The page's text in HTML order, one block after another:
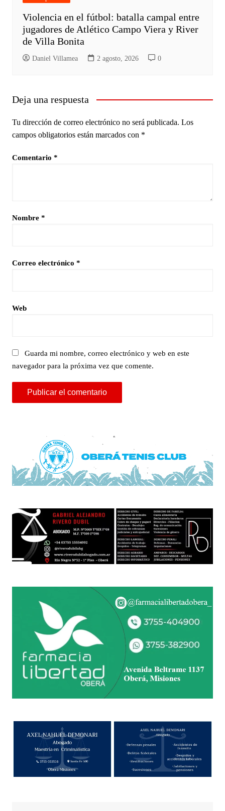
Violencia en el fútbol: batalla campal entre
jugadores de Atlético Campo Viera y River
de Villa Bonita
Daniel Villamea 2 agosto, 2026 0
Deja una respuesta
Tu dirección de correo electrónico no será publicada. Los
campos obligatorios están marcados con *
Comentario *
Nombre *
Correo electrónico *
Web
Guarda mi nombre, correo electrónico y web en este
navegador para la próxima vez que comente.